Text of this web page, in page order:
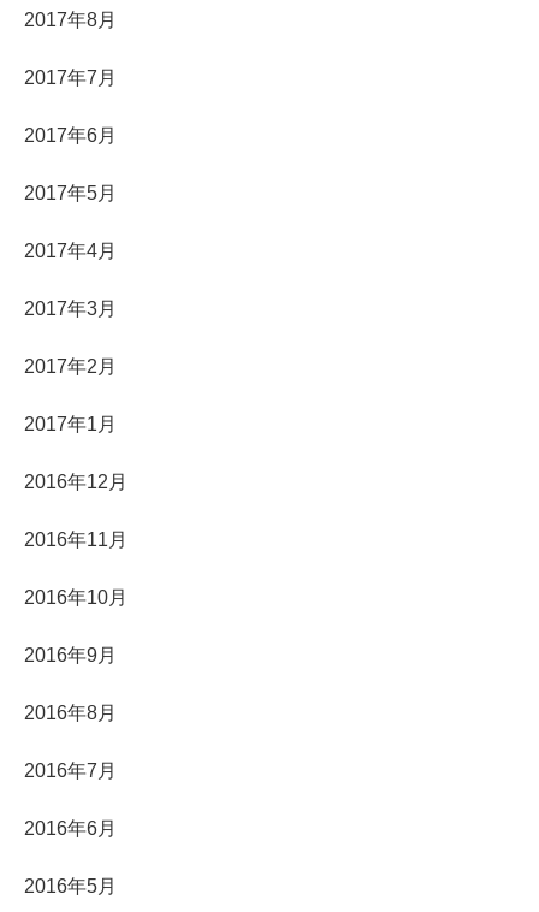
2017年8月
2017年7月
2017年6月
2017年5月
2017年4月
2017年3月
2017年2月
2017年1月
2016年12月
2016年11月
2016年10月
2016年9月
2016年8月
2016年7月
2016年6月
2016年5月